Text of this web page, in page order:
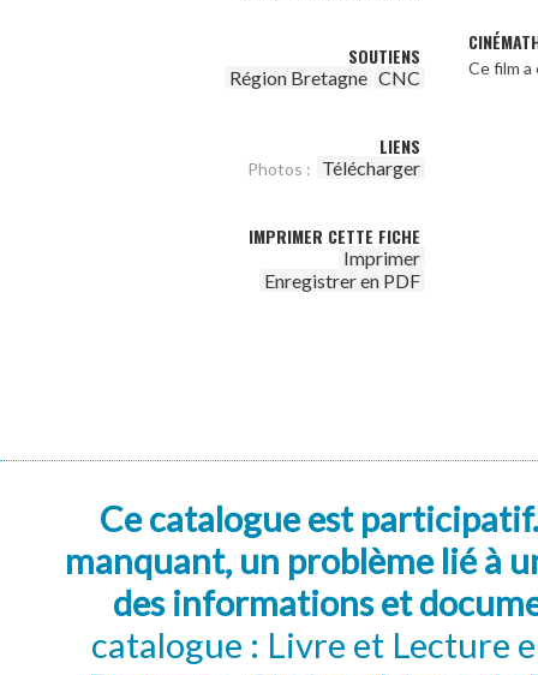
SOUTIENS
Région Bretagne CNC
LIENS
Photos : Télécharger
IMPRIMER CETTE FICHE
Imprimer
Enregistrer en PDF
Ce film
Ce catalogue est
manquant, un problème lié à
des informations et
catalogue : Livre et Lecture